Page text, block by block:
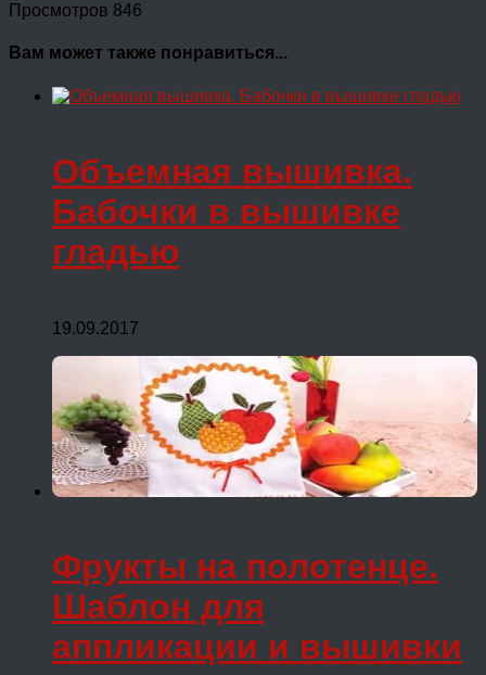
Просмотров 846
Вам может также понравиться...
Объемная вышивка.
Бабочки в вышивке
гладью
19.09.2017
Фрукты на полотенце.
Шаблон для
аппликации и вышивки